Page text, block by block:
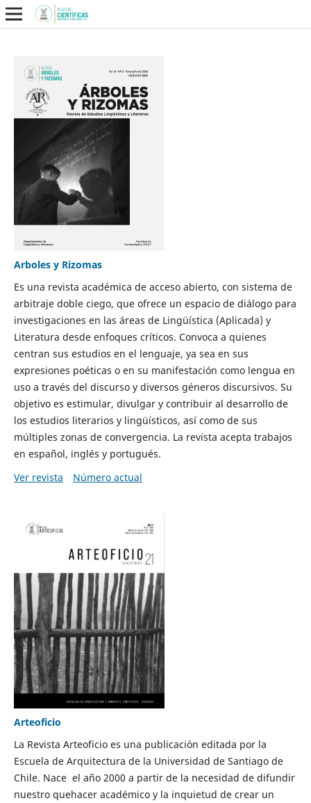
Arboles y Rizomas
Es una revista académica de acceso abierto, con sistema de
arbitraje doble ciego, que ofrece un espacio de diálogo para
investigaciones en las áreas de Lingüística (Aplicada) y
Literatura desde enfoques críticos. Convoca a quienes
centran sus estudios en el lenguaje, ya sea en sus
expresiones poéticas o en su manifestación como lengua en
uso a través del discurso y diversos géneros discursivos. Su
objetivo es estimular, divulgar y contribuir al desarrollo de
los estudios literarios y lingüísticos, así como de sus
múltiples zonas de convergencia. La revista acepta trabajos
en español, inglés y portugués.
Ver revista
Número actual
Arteoficio
La Revista Arteoficio es una publicación editada por la
Escuela de Arquitectura de la Universidad de Santiago de
Chile. Nace el año 2000 a partir de la necesidad de difundir
nuestro quehacer académico y la inquietud de crear un